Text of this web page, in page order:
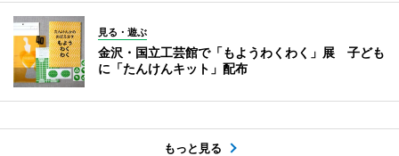
見る・遊ぶ
金沢・国立工芸館で「もようわくわく」展 子ども
に「たんけんキット」配布
もっと見る